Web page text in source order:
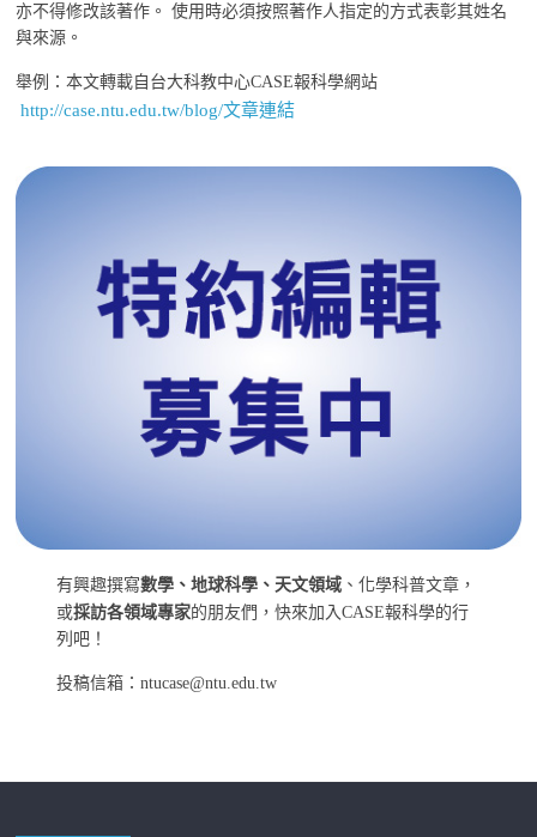
亦不得修改該著作。 使用時必須按照著作人指定的方式表彰其姓名
與來源。
舉例：本文轉載自台大科教中心CASE報科學網站
http://case.ntu.edu.tw/blog/文章連結
有興趣撰寫數學、地球科學、天文領域 、化學科普文章，
或採訪各領域專家的朋友們，快來加入CASE報科學的行
列吧！
投稿信箱：ntucase@ntu.edu.tw